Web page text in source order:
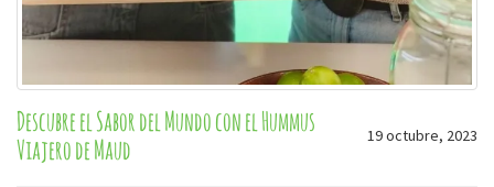
Descubre el Sabor del Mundo con el Hummus
Viajero de Maud
19 octubre, 2023